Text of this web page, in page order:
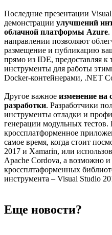
Последние презентации
демонстрации улучшений
облачной платформы Azure.
направлении позволяют
размещение и публикацию
прямо из IDE, предоставляя
инструменты для работы
Docker-контейнерами, .NET
Другое важное изменение на
разработки. Разработчики
инструменты отладки и
генерации модульных тестов.
кроссплатформенное
самое время, когда стоит
2017 и Xamarin, или
Apache Cordova, а возможно
кроссплтаформенных
инструмента – Visual Studio
Еще новости?